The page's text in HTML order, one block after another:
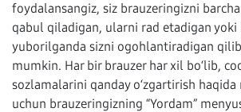
foydalansangiz, siz brauzeringizni
qabul qiladigan, ularni rad etadigan
yuborilganda sizni ogohlantiradigan
mumkin. Har bir brauzer har xil bo‘lib,
sozlamalarini qanday o‘zgartirish haqida
uchun brauzeringizning “Yordam”